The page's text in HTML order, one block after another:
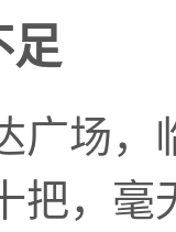
足
广场，
把，毫